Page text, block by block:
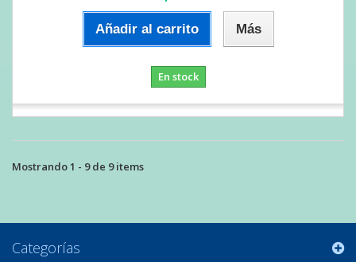
Añadir al carrito Más
En stock
Mostrando 1 - 9 de 9 items
Categorías